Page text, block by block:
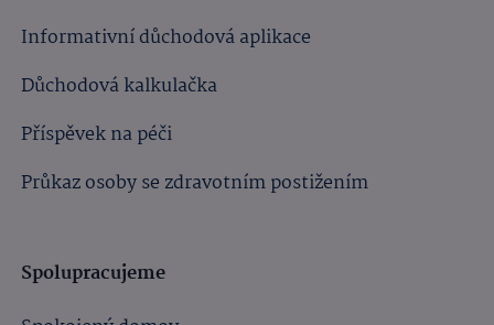
Informativní důchodová aplikace
Důchodová kalkulačka
Příspěvek na péči
Průkaz osoby se zdravotním postižením
Spolupracujeme